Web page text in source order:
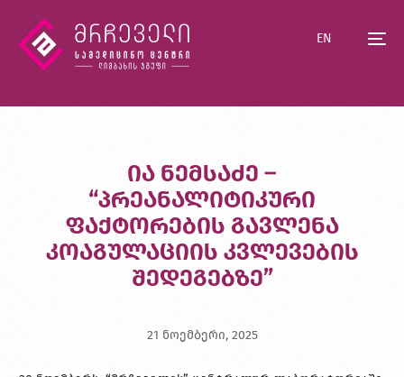
EN
ია ნემსაძე –
“პრეანალიტიკური
ფაქტორების გავლენა
კოაგულაციის კვლევების
შედეგებზე”
21 ნოემბერი, 2025